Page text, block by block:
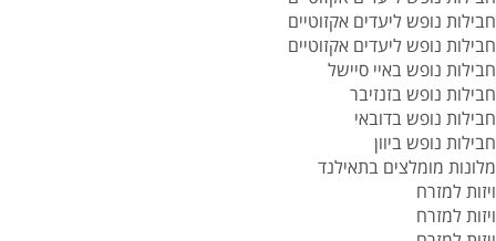
חבילות נופש ליעדים אקזוטיים
חבילות נופש ליעדים אקזוטיים
חבילות נופש באיי סיישל
חבילות נופש בזנזיבר
חבילות נופש בדובאי
חבילות נופש ביוון
מלונות מומלצים בתאילנד
ויזות למזרח
ויזות למזרח